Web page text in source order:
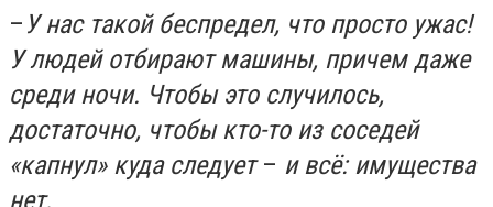
–У нас такой беспредел, что просто ужас!
У людей отбирают машины, причем даже
среди ночи. Чтобы это случилось,
достаточно, чтобы кто-то из соседей
«капнул» куда следует– и всё: имущества
нет.